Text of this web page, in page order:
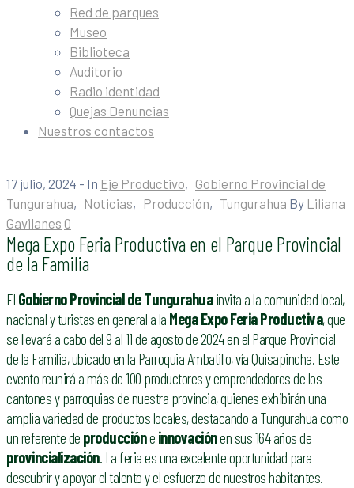
Red de parques
Museo
Biblioteca
Auditorio
Radio identidad
Quejas Denuncias
Nuestros contactos
17 julio, 2024 - In Eje Productivo‚ Gobierno Provincial de
Tungurahua‚ Noticias‚ Producción‚ Tungurahua By Liliana
Gavilanes 0
Mega Expo Feria Productiva en el Parque Provincial
de la Familia
El Gobierno Provincial deTungurahuainvita a la comunidad local,
nacional y turistas en general a la Mega Expo Feria Productiva, que
se llevará a cabo del 9 al 11 de agosto de 2024 en el Parque Provincial
de la Familia, ubicado en la Parroquia Ambatillo, vía Quisapincha. Este
evento reunirá a más de 100 productores y emprendedores de los
cantones y parroquias de nuestra provincia, quienes exhibirán una
amplia variedad de productos locales, destacando a Tungurahua como
un referente de produccióne innovaciónen sus 164 años de
provincialización. La feria es una excelente oportunidad para
descubrir y apoyar el talento y el esfuerzo de nuestros habitantes.